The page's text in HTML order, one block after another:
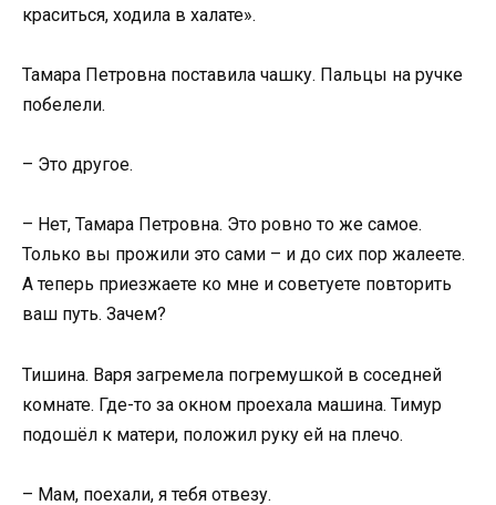
краситься, ходила в халате».
Тамара Петровна поставила чашку. Пальцы на ручке
побелели.
– Это другое.
– Нет, Тамара Петровна. Это ровно то же самое.
Только вы прожили это сами – и до сих пор жалеете.
А теперь приезжаете ко мне и советуете повторить
ваш путь. Зачем?
Тишина. Варя загремела погремушкой в соседней
комнате. Где-то за окном проехала машина. Тимур
подошёл к матери, положил руку ей на плечо.
– Мам, поехали, я тебя отвезу.